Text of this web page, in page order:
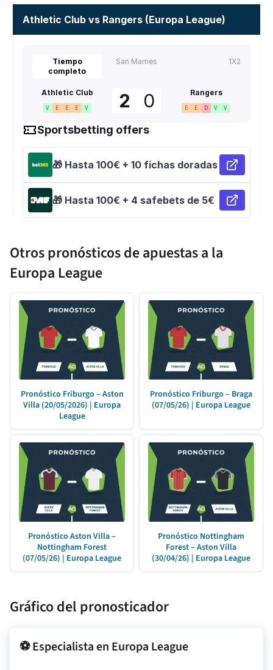
Otros pronósticos de apuestas a la
Europa League
Pronóstico Friburgo – Aston
Villa (20/05/2026) | Europa
League
Pronóstico Friburgo – Braga
(07/05/26) | Europa League
Pronóstico Aston Villa –
Nottingham Forest
(07/05/26) | Europa League
Pronóstico Nottingham
Forest – Aston Villa
(30/04/26) | Europa League
Gráfico del pronosticador
⚽ Especialista en Europa League